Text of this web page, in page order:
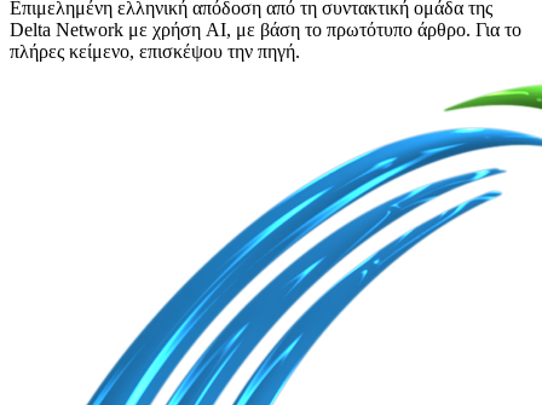
Επιμελημένη ελληνική απόδοση από τη συντακτική ομάδα της
Delta Network με χρήση AI, με βάση το πρωτότυπο άρθρο. Για το
πλήρες κείμενο, επισκέψου την πηγή.